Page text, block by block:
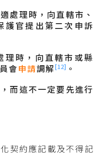
處理時，向直轄市、
護官提出第二次申訴
理時，向直轄市或縣
會申請調解[12] 。
而這不一定要先進行
契約應記載及不得記